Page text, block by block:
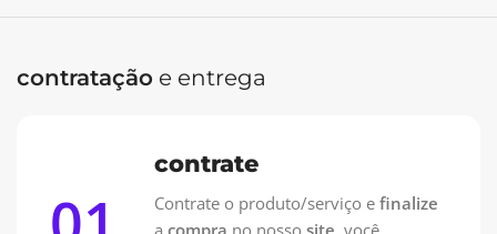
contratação e entrega
contrate
Contrate o produto/serviço efinalize
acompra no nossosite, você